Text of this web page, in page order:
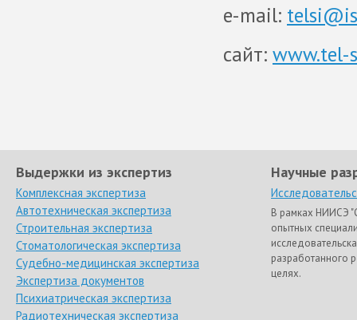
e-mail:
сайт: www.tel-
Выдержки из экспертиз
Комплексная экспертиза
Автотехническая экспертиза
Строительная экспертиза
Стоматологическая экспертиза
Судебно-медицинская экспертиза
Экспертиза документов
Психиатрическая экспертиза
Радиотехническая экспертиза
Научные
В рамках НИИСЭ
опытных
разработанного
целях.